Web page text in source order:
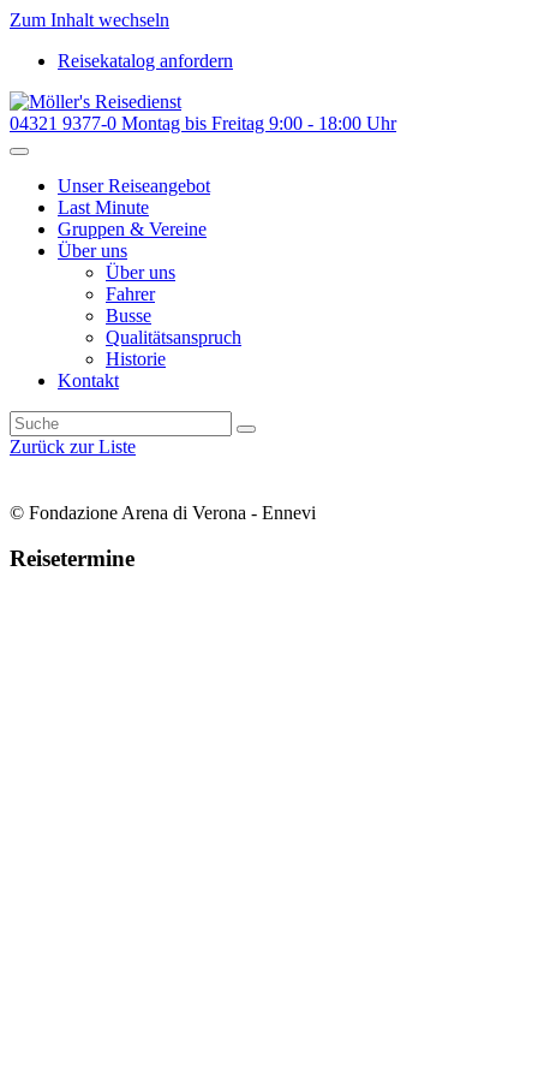
Zum Inhalt wechseln
Reisekatalog anfordern
04321 9377-0 Montag bis Freitag 9:00 - 18:00 Uhr
Unser Reiseangebot
Last Minute
Gruppen & Vereine
Über uns
Über uns
Fahrer
Busse
Qualitätsanspruch
Historie
Kontakt
Zurück zur Liste
© Fondazione Arena di Verona - Ennevi
Reisetermine